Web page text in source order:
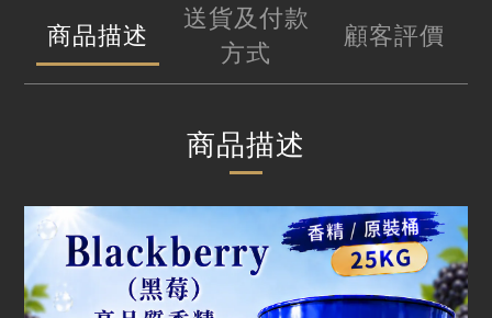
商品描述
送貨及付款
方式
顧客評價
商品描述